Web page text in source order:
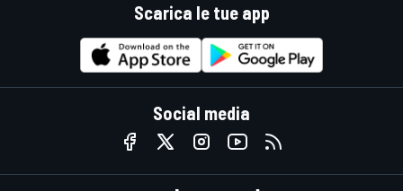
Scarica le tue app
Social media